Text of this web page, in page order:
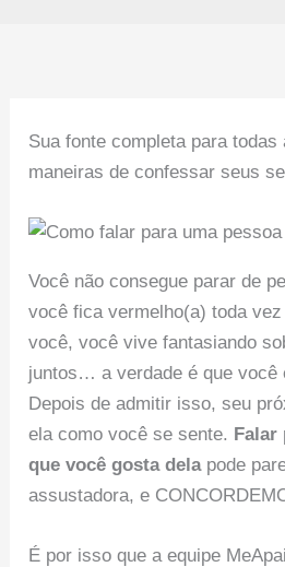
Sua fonte completa para todas
maneiras de confessar seus
Você não consegue parar de
você fica vermelho(a) toda
você, você vive fantasiando
juntos… a verdade é que você
Depois de admitir isso, seu
ela como você se sente. Falar
que você gosta delapode
assustadora, e
É por isso que a equipe